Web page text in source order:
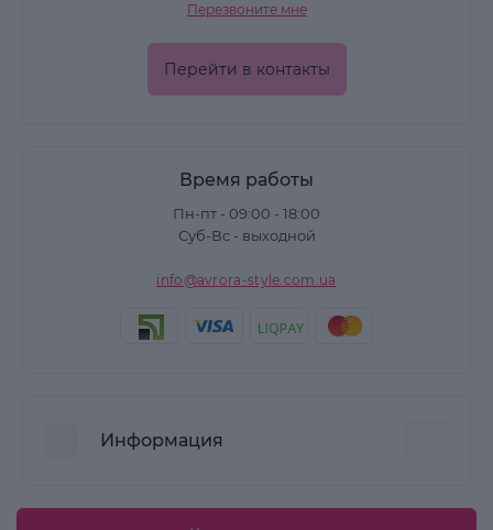
Перезвоните мне
Перейти в контакты
Время работы
Пн-пт - 09:00 - 18:00
Суб-Вс - выходной
info@avrora-style.com.ua
Информация